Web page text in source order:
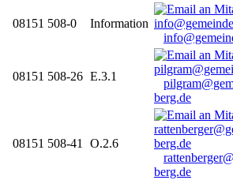
08151 508-0
Information
08151 508-26 E.3.1
berg.de
08151 508-41
O.2.6
berg.de